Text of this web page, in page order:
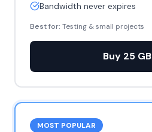
Bandwidth never expires
Best for: Testing & small projects
Buy 25GB
MOST POPULAR